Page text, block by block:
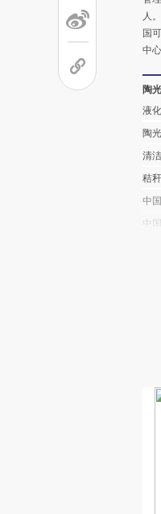
人
国
中
陶
液
陶
清
秸
中
中